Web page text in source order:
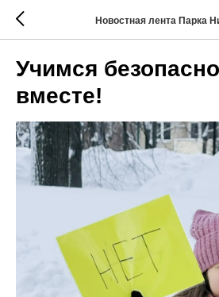
Новостная лента Парка
Учимся
вместе!